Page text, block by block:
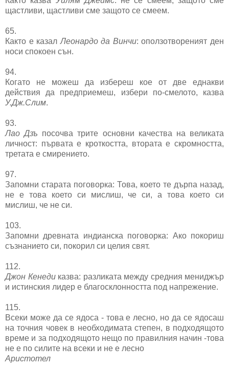
щастливи, щастливи сме защото се смеем.
65.
Както е казалЛеонардо да Винчи: оползотвореният ден
носи спокоен сън.
94.
Когато не можеш да избереш кое от две еднакви
действия да предприемеш, избери по-смелото, казва
У.Дж.Слим.
93.
Лао Дзъ посочва трите основни качества на великата
личност: първата е кроткостта, втората е скромността,
третата е смирението.
97.
Запомни старата поговорка: Това, което те дърпа назад,
не е това което си мислиш, че си, а това което си
мислиш, че не си.
103.
Запомни древната индианска поговорка: Ако покориш
съзнанието си, покорил си целия свят.
112.
Джон Кенедиказва: разликата между средния мениджър
и истинския лидер е благосклонността под напрежение.
115.
Всеки може да се ядоса - това е лесно, но да се ядосаш
на точния човек в необходимата степен, в подходящото
време и за подходящото нещо по правилния начин -това
не е по силите на всеки и не е лесно
Аристотел